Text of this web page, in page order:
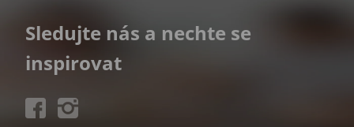
Sledujte nás a nechte se
inspirovat